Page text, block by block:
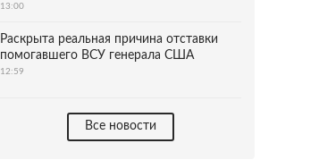
13:00
Раскрыта реальная причина отставки
помогавшего ВСУ генерала США
12:59
Все новости